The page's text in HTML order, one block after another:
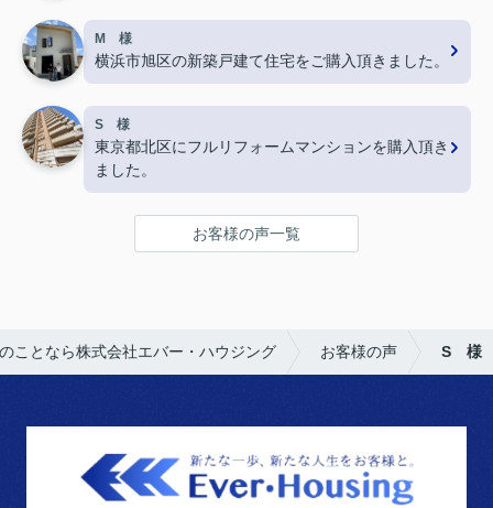
M 様
横浜市旭区の新築戸建て住宅をご購入頂きました。
S 様
東京都北区にフルリフォームマンションを購入頂き
ました。
お客様の声一覧
ことなら株式会社エバー・ハウジング お客様の声 S 様